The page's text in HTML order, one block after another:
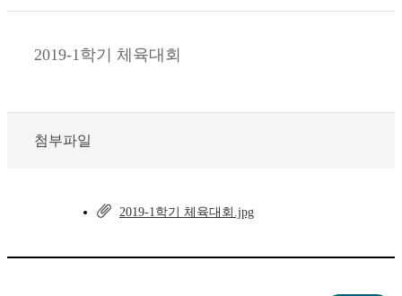
2019-1학기 체육대회
첨부파일
2019-1학기 체육대회.jpg